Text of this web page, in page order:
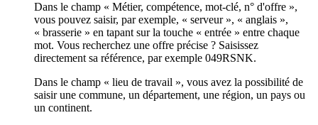
Dans le champ « Métier, compétence, mot-clé, n° d'offre »,
vous pouvez saisir, par exemple, « serveur », « anglais »,
« brasserie » en tapant sur la touche « entrée » entre chaque
mot. Vous recherchez une offre précise ? Saisissez
directement sa référence, par exemple 049RSNK.
Dans le champ « lieu de travail », vous avez la possibilité de
saisir une commune, un département, une région, un pays ou
un continent.